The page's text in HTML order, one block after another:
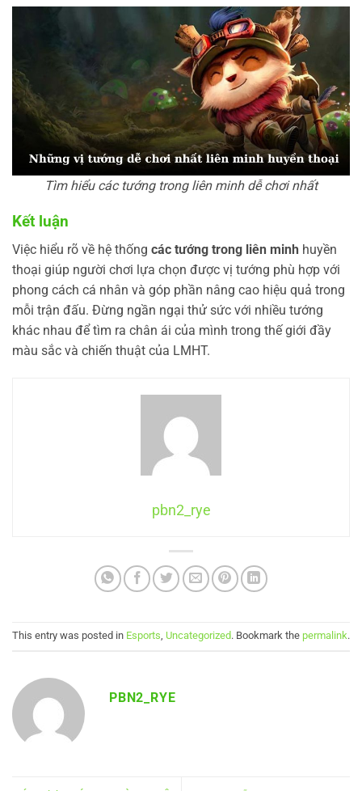
Tìm hiểu các tướng trong liên minh dễ chơi nhất
Kết luận
Việc hiểu rõ về hệ thống các tướng trong liên minh huyền
thoại giúp người chơi lựa chọn được vị tướng phù hợp với
phong cách cá nhân và góp phần nâng cao hiệu quả trong
mỗi trận đấu. Đừng ngần ngại thử sức với nhiều tướng
khác nhau để tìm ra chân ái của mình trong thế giới đầy
màu sắc và chiến thuật của LMHT.
pbn2_rye
This entry was posted in Esports, Uncategorized. Bookmark the permalink.
PBN2_RYE